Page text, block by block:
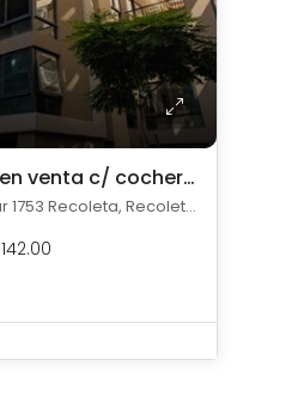
Departamento en venta c/ cochera en Recoleta
Marcelo T. de Alvear 1753 Recoleta, Recoleta, Capital Federal
142.00